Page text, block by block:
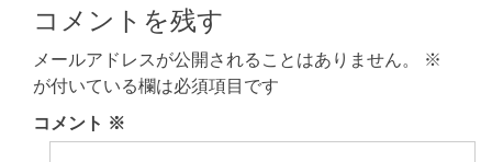
ナ
ビ
ゲ
ー
記
事:
コメントを残す
メールアドレスが公開されることはありません。
※
が付いている欄は必須項目です
コメント ※